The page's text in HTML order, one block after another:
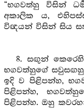
“භගවත්හු විසින්
අකාලික ය,
විඥයන් විසින් සිය
8. සඟුන් කෙරෙහි
භගවත්හුගේ
ඉදි ව පිළිපන්හ,
පිළිපන්හ,
පිළිපන්හ. ඔහු